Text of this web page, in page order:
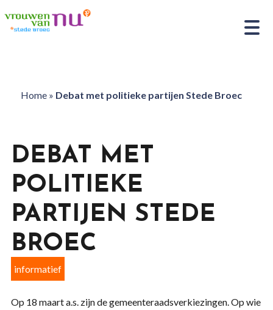
Home» Debat met politieke partijen Stede Broec
DEBAT MET
POLITIEKE
PARTIJEN STEDE
BROEC
informatief
Op 18 maart a.s. zijn de gemeenteraadsverkiezingen. Op wie